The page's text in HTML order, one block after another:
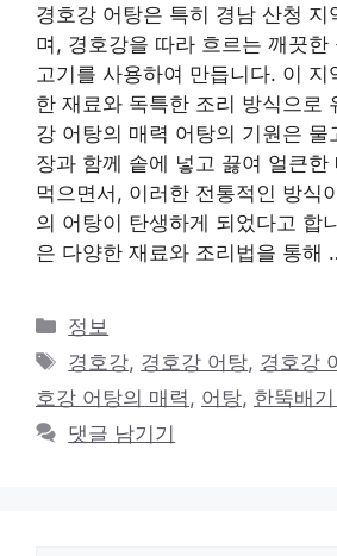
경호강 어탕은 특히 경남 산청 지
며, 경호강을 따라 흐르는 깨끗한
고기를 사용하여 만듭니다. 이 지
한 재료와 독특한 조리 방식으로
강 어탕의 매력 어탕의 기원은 물
장과 함께 솥에 넣고 끓여 얼큰한
먹으면서, 이러한 전통적인 방식
의 어탕이 탄생하게 되었다고 합
은 다양한 재료와 조리법을 통해
카
테
고
리
정보
태
그
경호강, 경호강 어탕, 경호강
호강 어탕의 매력 , 어탕, 한뚝배
댓글 남기기